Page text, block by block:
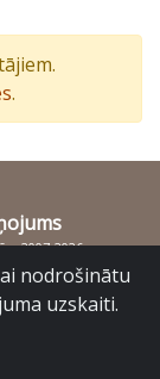
.
2007-2026
nodrošinātu
uzskaiti.